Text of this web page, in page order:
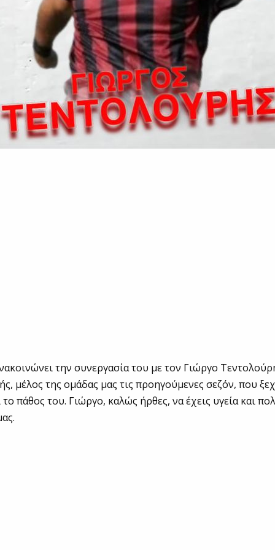
την συνεργασία του με τον Γιώργο
μέλος της ομάδας μας τις προηγούμενες σεζόν, που
πάθος του. Γιώργο, καλώς ήρθες, να έχεις υγεία και